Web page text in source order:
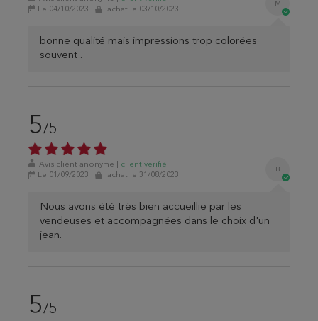
Le 04/10/2023
achat le 03/10/2023
M
bonne qualité mais impressions trop colorées
souvent .
5/5
Avis client anonyme client vérifié
Le 01/09/2023
achat le 31/08/2023
B
Nous avons été très bien accueillie par les
vendeuses et accompagnées dans le choix d'un
jean.
5/5